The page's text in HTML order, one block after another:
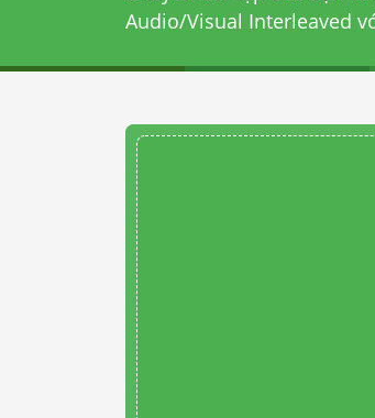
Audio/Visual Interleaved